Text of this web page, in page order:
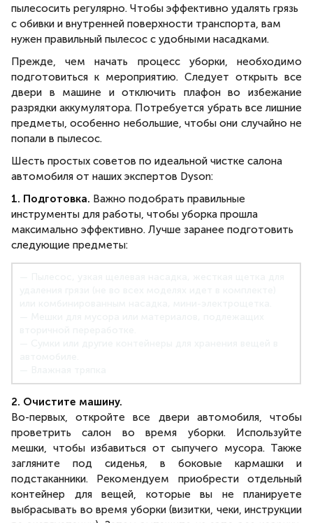
пылесосить регулярно. Чтобы эффективно удалять грязь
с обивки и внутренней поверхности транспорта, вам
нужен правильный пылесос с удобными насадками.
Прежде, чем начать процесс уборки, необходимо
подготовиться к мероприятию. Следует открыть все
двери в машине и отключить плафон во избежание
разрядки аккумулятора. Потребуется убрать все лишние
предметы, особенно небольшие, чтобы они случайно не
попали в пылесос.
Шесть простых советов по идеальной чистке салона
автомобиля от наших экспертов Dyson:
1. Подготовка. Важно подобрать правильные
инструменты для работы, чтобы уборка прошла
максимально эффективно. Лучше заранее подготовить
следующие предметы:
2. Очистите машину.
Во-первых, откройте все двери автомобиля, чтобы
проветрить салон во время уборки. Используйте
мешки, чтобы избавиться от сыпучего мусора. Также
загляните под сиденья, в боковые кармашки и
подстаканники. Рекомендуем приобрести отдельный
контейнер для вещей, которые вы не планируете
выбрасывать во время уборки (визитки, чеки, инструкции